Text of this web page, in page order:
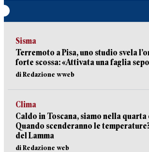
Sisma
Terremoto a Pisa, uno studio svela
forte scossa: «Attivata una faglia
di Redazione wweb
Clima
Caldo in Toscana, siamo nella
Quando scenderanno le
del Lamma
di Redazione web